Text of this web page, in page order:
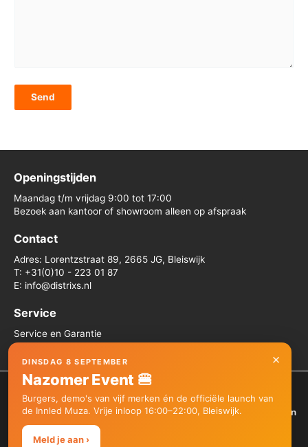
Openingstijden
Maandag t/m vrijdag 9:00 tot 17:00
Bezoek aan kantoor of showroom alleen op afspraak
Contact
Adres: Lorentzstraat 89, 2665 JG, Bleiswijk
T: +31(0)10 - 223 01 87
E: info@distrixs.nl
Service
Service en Garantie
Algemene voorwaarden
Copyright © 2026 Distrixs
We gebruiken cookies om je de beste ervaring op onze site te
bieden.
Je kunt meer informatie vinden over welke cookies we gebruiken
of deze uitschakelen in de
Hi, Questions? Vragen? Fragen?
×
DINSDAG 8 SEPTEMBER
Nazomer Event 🍔
Burgers, demo's van vijf merken én de officiële launch van
de Innled Muza. Vrije inloop 16:00–22:00, Bleiswijk.
Meld je aan ›